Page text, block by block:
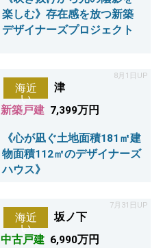
楽しむ》存在感を放つ新築
デザイナーズプロジェクト
8月1日UP
海近
い
津
新築戸建 7,399万円
《心が凪ぐ土地面積181㎡建
物面積112㎡のデザイナーズ
ハウス》
7月31日UP
海近
い
坂ノ下
中古戸建 6,990万円